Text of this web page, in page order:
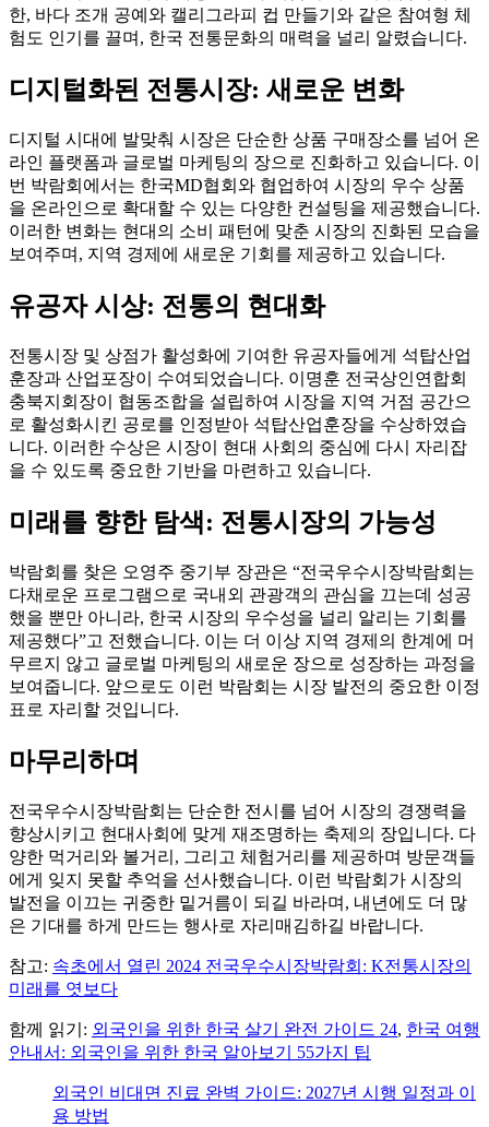
한, 바다 조개 공예와 캘리그라피 컵 만들기와 같은 참여형 체
험도 인기를 끌며, 한국 전통문화의 매력을 널리 알렸습니다.
디지털화된 전통시장: 새로운 변화
디지털 시대에 발맞춰 시장은 단순한 상품 구매장소를 넘어 온
라인 플랫폼과 글로벌 마케팅의 장으로 진화하고 있습니다. 이
번 박람회에서는 한국MD협회와 협업하여 시장의 우수 상품
을 온라인으로 확대할 수 있는 다양한 컨설팅을 제공했습니다.
이러한 변화는 현대의 소비 패턴에 맞춘 시장의 진화된 모습을
보여주며, 지역 경제에 새로운 기회를 제공하고 있습니다.
유공자 시상: 전통의 현대화
전통시장 및 상점가 활성화에 기여한 유공자들에게 석탑산업
훈장과 산업포장이 수여되었습니다. 이명훈 전국상인연합회
충북지회장이 협동조합을 설립하여 시장을 지역 거점 공간으
로 활성화시킨 공로를 인정받아 석탑산업훈장을 수상하였습
니다. 이러한 수상은 시장이 현대 사회의 중심에 다시 자리잡
을 수 있도록 중요한 기반을 마련하고 있습니다.
미래를 향한 탐색: 전통시장의 가능성
박람회를 찾은 오영주 중기부 장관은 “전국우수시장박람회는
다채로운 프로그램으로 국내외 관광객의 관심을 끄는데 성공
했을 뿐만 아니라, 한국 시장의 우수성을 널리 알리는 기회를
제공했다”고 전했습니다. 이는 더 이상 지역 경제의 한계에 머
무르지 않고 글로벌 마케팅의 새로운 장으로 성장하는 과정을
보여줍니다. 앞으로도 이런 박람회는 시장 발전의 중요한 이정
표로 자리할 것입니다.
마무리하며
전국우수시장박람회는 단순한 전시를 넘어 시장의 경쟁력을
향상시키고 현대사회에 맞게 재조명하는 축제의 장입니다. 다
양한 먹거리와 볼거리, 그리고 체험거리를 제공하며 방문객들
에게 잊지 못할 추억을 선사했습니다. 이런 박람회가 시장의
발전을 이끄는 귀중한 밑거름이 되길 바라며, 내년에도 더 많
은 기대를 하게 만드는 행사로 자리매김하길 바랍니다.
참고: 속초에서 열린 2024 전국우수시장박람회: K전통시장의
미래를 엿보다
함께 읽기: 외국인을 위한 한국 살기 완전 가이드 24, 한국 여행
안내서: 외국인을 위한 한국 알아보기 55가지 팁
외국인 비대면 진료 완벽 가이드: 2027년 시행 일정과 이
용 방법